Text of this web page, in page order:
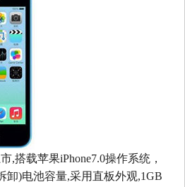
,搭载苹果iPhone7.0操作系统，
卸)电池容量,采用直板外观,1GB